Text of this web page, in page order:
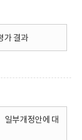
가 결과
일부개정안에 대